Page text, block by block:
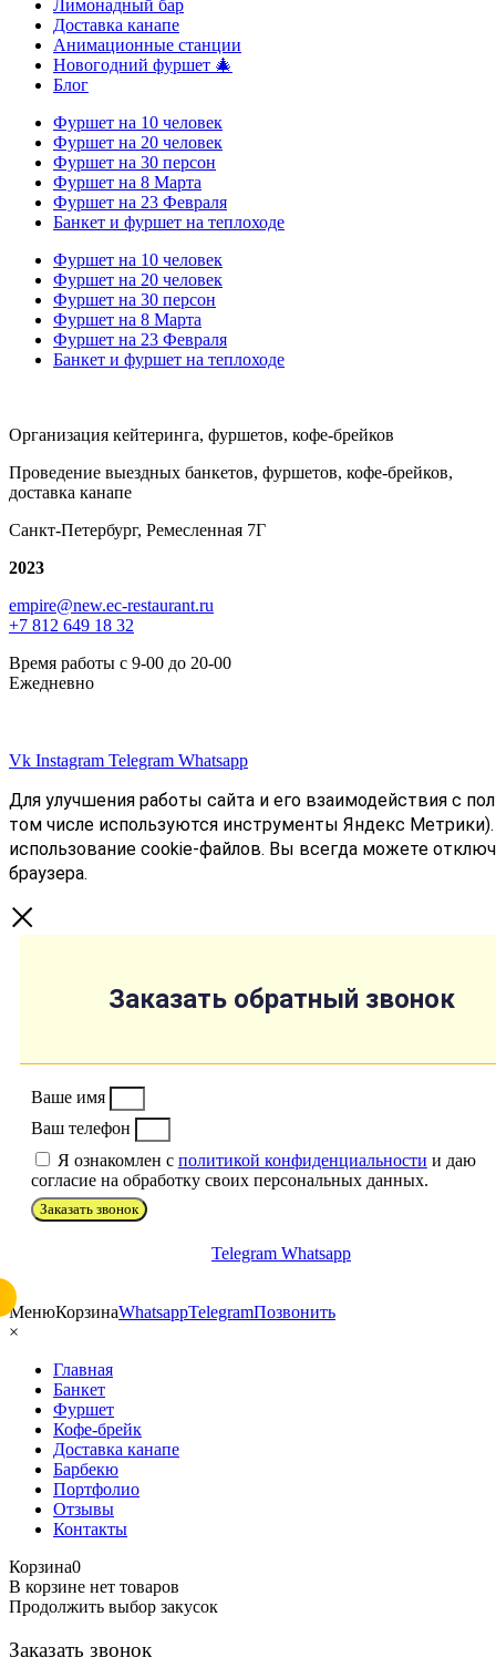
Лимонадный бар
Доставка канапе
Анимационные станции
Новогодний фуршет 🎄
Блог
Фуршет на 10 человек
Фуршет на 20 человек
Фуршет на 30 персон
Фуршет на 8 Марта
Фуршет на 23 Февраля
Банкет и фуршет на теплоходе
Фуршет на 10 человек
Фуршет на 20 человек
Фуршет на 30 персон
Фуршет на 8 Марта
Фуршет на 23 Февраля
Банкет и фуршет на теплоходе
Организация кейтеринга, фуршетов, кофе-брейков
Проведение выездных банкетов, фуршетов, кофе-брейков,
доставка канапе
Санкт-Петербург, Ремесленная 7Г
2023
empire@new.ec-restaurant.ru
+7 812 649 18 32
Время работы с 9-00 до 20-00
Ежедневно
Vk Instagram Telegram Whatsapp
Для улучшения работы сайта и его взаимодействия с
том числе используются инструменты Яндекс
использование cookie-файлов. Вы всегда можете
браузера.
Заказать обратный звонок
Ваше имя
Ваш телефон
Я ознакомлен с политикой конфиденциальности и даю
согласие на обработку своих персональных данных.
Заказать звонок
Telegram Whatsapp
МенюКорзинаWhatsappTelegramПозвонить
×
Главная
Банкет
Фуршет
Кофе-брейк
Доставка канапе
Барбекю
Портфолио
Отзывы
Контакты
Корзина0
В корзине нет товаров
Продолжить выбор закусок
Заказать звонок